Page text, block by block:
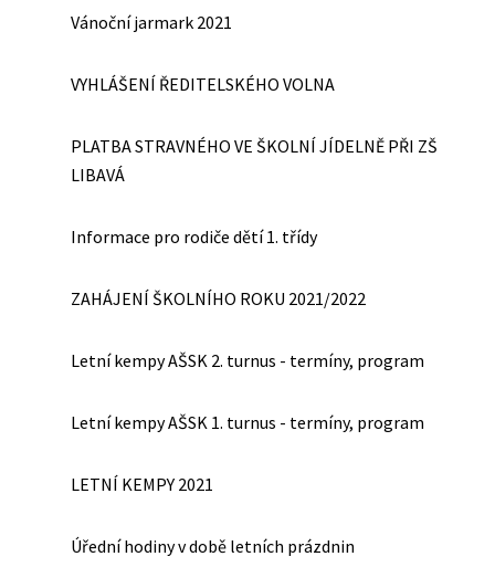
Vánoční jarmark 2021
VYHLÁŠENÍ ŘEDITELSKÉHO VOLNA
PLATBA STRAVNÉHO VE ŠKOLNÍ JÍDELNĚ PŘI ZŠ
LIBAVÁ
Informace pro rodiče dětí 1. třídy
ZAHÁJENÍ ŠKOLNÍHO ROKU 2021/2022
Letní kempy AŠSK 2. turnus - termíny, program
Letní kempy AŠSK 1. turnus - termíny, program
LETNÍ KEMPY 2021
Úřední hodiny v době letních prázdnin